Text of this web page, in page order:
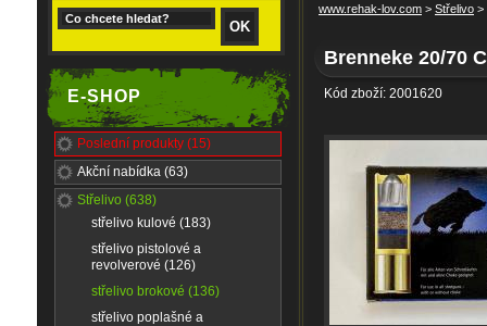
E-SHOP
Poslední produkty (15)
Akční nabídka (63)
Střelivo (638)
střelivo kulové (183)
střelivo pistolové a
revolverové (126)
střelivo brokové (136)
střelivo poplašné a
www.rehak-lov.com > Střelivo >
Brenneke 20/70
Kód zboží: 2001620